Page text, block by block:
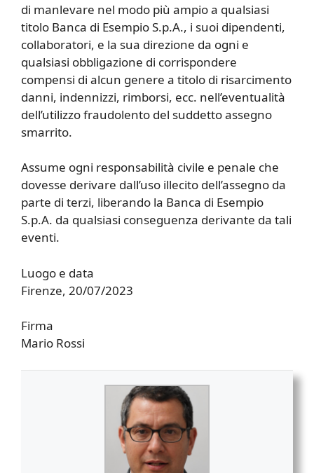
di manlevare nel modo più ampio a qualsiasi
titolo Banca di Esempio S.p.A., i suoi dipendenti,
collaboratori, e la sua direzione da ogni e
qualsiasi obbligazione di corrispondere
compensi di alcun genere a titolo di risarcimento
danni, indennizzi, rimborsi, ecc. nell’eventualità
dell’utilizzo fraudolento del suddetto assegno
smarrito.
Assume ogni responsabilità civile e penale che
dovesse derivare dall’uso illecito dell’assegno da
parte di terzi, liberando la Banca di Esempio
S.p.A. da qualsiasi conseguenza derivante da tali
eventi.
Luogo e data
Firenze, 20/07/2023
Firma
Mario Rossi